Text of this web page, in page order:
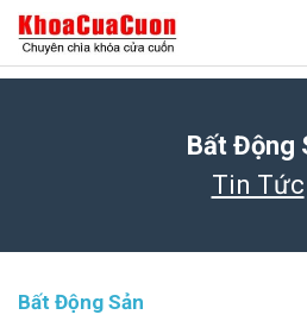
Bất Động
Tin Tức
Bất Động Sản